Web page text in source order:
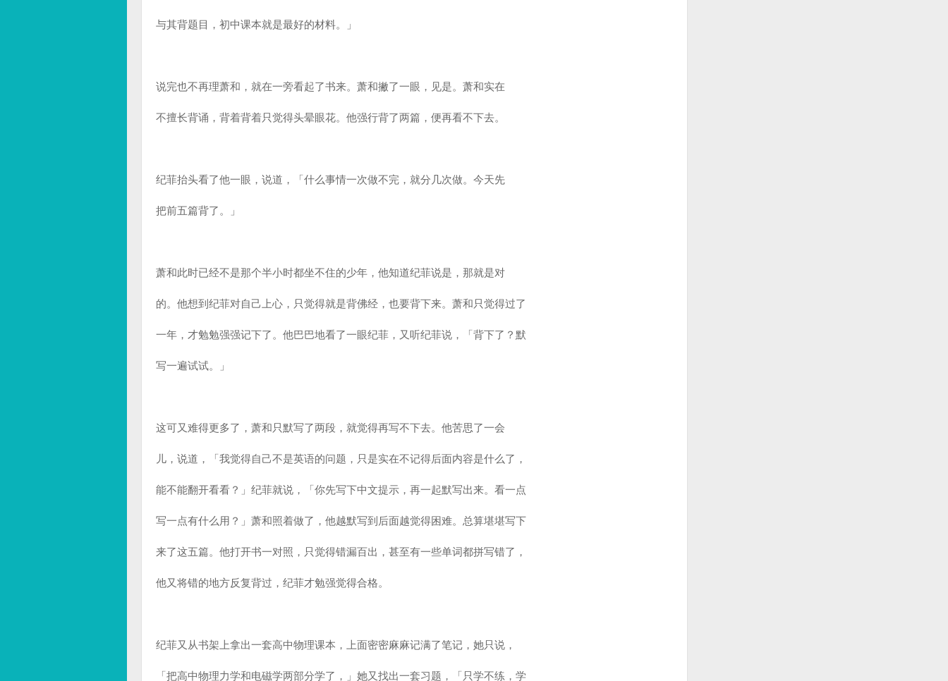
与其背题目，初中课本就是最好的材料。」
说完也不再理萧和，就在一旁看起了书来。萧和撇了一眼，见是。萧和实在
不擅长背诵，背着背着只觉得头晕眼花。他强行背了两篇，便再看不下去。
纪菲抬头看了他一眼，说道，「什么事情一次做不完，就分几次做。今天先
把前五篇背了。」
萧和此时已经不是那个半小时都坐不住的少年，他知道纪菲说是，那就是对
的。他想到纪菲对自己上心，只觉得就是背佛经，也要背下来。萧和只觉得过了
一年，才勉勉强强记下了。他巴巴地看了一眼纪菲，又听纪菲说，「背下了？默
写一遍试试。」
这可又难得更多了，萧和只默写了两段，就觉得再写不下去。他苦思了一会
儿，说道，「我觉得自己不是英语的问题，只是实在不记得后面内容是什么了，
能不能翻开看看？」纪菲就说，「你先写下中文提示，再一起默写出来。看一点
写一点有什么用？」萧和照着做了，他越默写到后面越觉得困难。总算堪堪写下
来了这五篇。他打开书一对照，只觉得错漏百出，甚至有一些单词都拼写错了，
他又将错的地方反复背过，纪菲才勉强觉得合格。
纪菲又从书架上拿出一套高中物理课本，上面密密麻麻记满了笔记，她只说，
「把高中物理力学和电磁学两部分学了，」她又找出一套习题，「只学不练，学